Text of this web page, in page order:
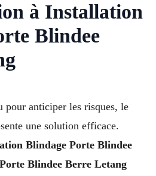
à Installation
Blindee
pour anticiper les risques, le
une solution efficace.
Blindage Porte Blindee
Blindee Berre Letang